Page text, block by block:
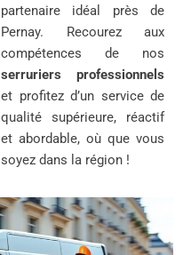
partenaire idéal près de
Pernay. Recourez aux
compétences de nos
serruriers professionnels
et profitez d’un service de
qualité supérieure, réactif
et abordable, où que vous
soyez dans la région !